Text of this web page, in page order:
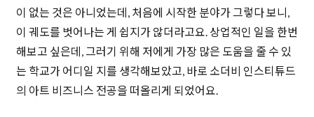
이 없는 것은 아니었는데, 처음에 시작한 분야가 그렇다 보니,
이 궤도를 벗어나는 게 쉽지가 않더라고요. 상업적인 일을 한번
해보고 싶은데, 그러기 위해 저에게 가장 많은 도움을 줄 수 있
는 학교가 어디일 지를 생각해보았고, 바로 소더비 인스티튜드
의 아트 비즈니스 전공을 떠올리게 되었어요.